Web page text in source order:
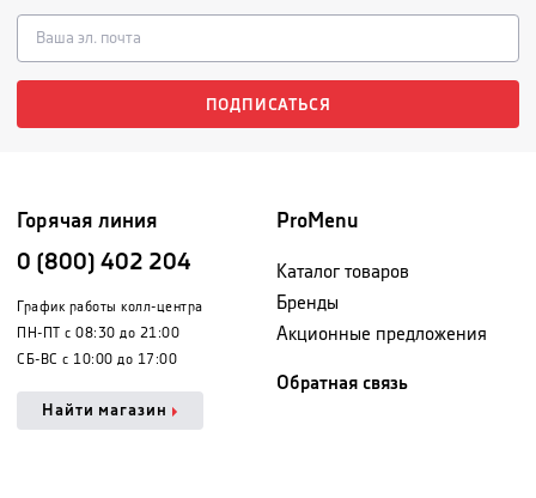
ПОДПИСАТЬСЯ
Горячая линия
0 (800) 402 204
График работы колл-центра
ПН-ПТ с 08:30 до 21:00
СБ-ВС с 10:00 до 17:00
Найти магазин
ProMenu
Каталог товаров
Бренды
Акционные предложения
Обратная связь